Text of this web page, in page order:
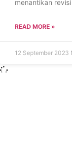
menantikan
READ MORE »
12 September 2023